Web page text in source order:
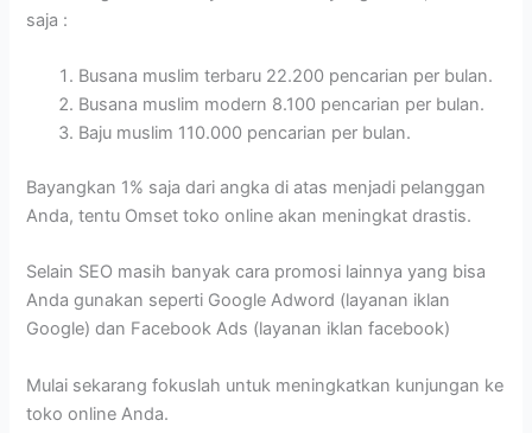
saja :
Busana muslim terbaru 22.200 pencarian per bulan.
Busana muslim modern 8.100 pencarian per bulan.
Baju muslim 110.000 pencarian per bulan.
Bayangkan 1% saja dari angka di atas menjadi pelanggan
Anda, tentu Omset toko online akan meningkat drastis.
Selain SEO masih banyak cara promosi lainnya yang bisa
Anda gunakan seperti Google Adword (layanan iklan
Google) dan Facebook Ads (layanan iklan facebook)
Mulai sekarang fokuslah untuk meningkatkan kunjungan ke
toko online Anda.